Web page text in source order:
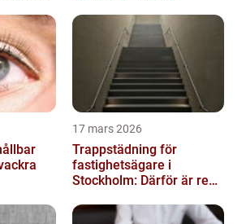
17 mars 2026
Trappstädning för
fastighetsägare i
Stockholm: Därför är rena
investering